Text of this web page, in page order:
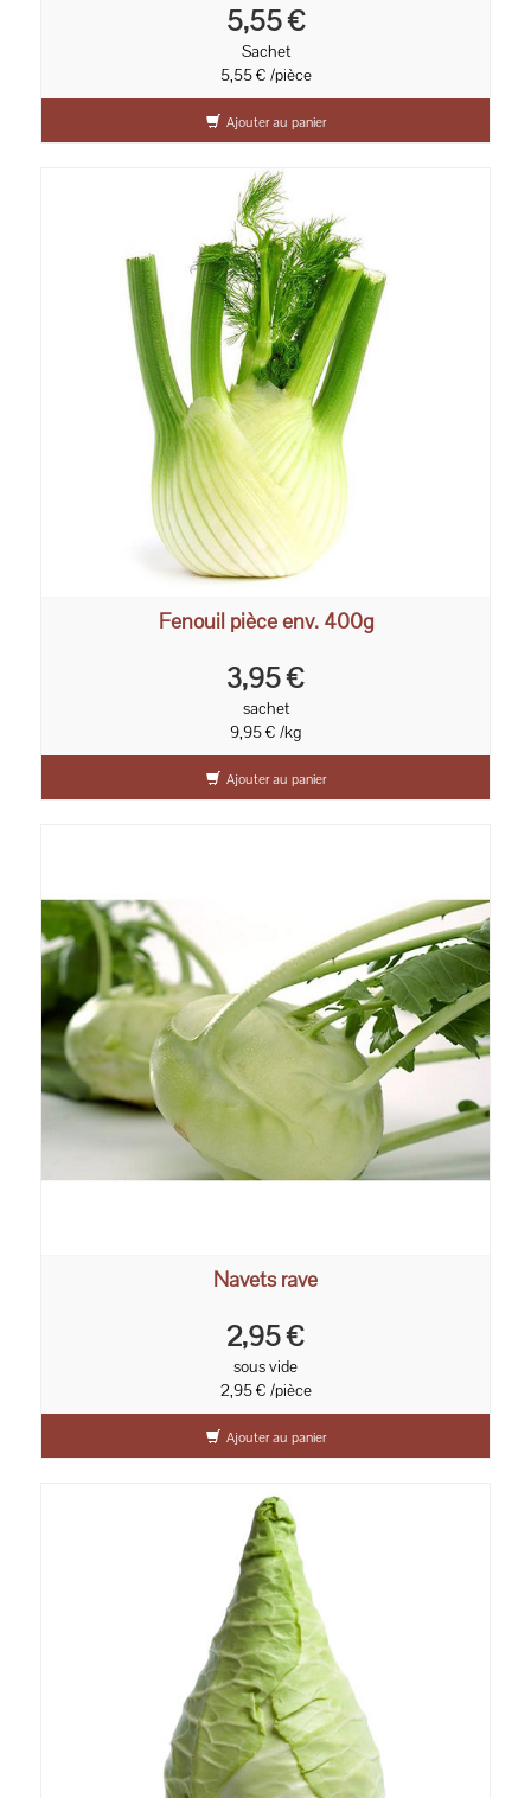
5,55 €
Sachet
5,55 € /pièce
Ajouter au panier
Fenouil pièce env. 400g
3,95 €
sachet
9,95 € /kg
Ajouter au panier
Navets rave
2,95 €
sous vide
2,95 € /pièce
Ajouter au panier